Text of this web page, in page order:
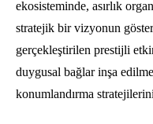
ekosisteminde, asırlık
stratejik bir vizyonun
gerçekleştirilen prestijli
duygusal bağlar inşa
konumlandırma